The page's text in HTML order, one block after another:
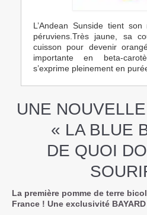
L’Andean Sunside tient
péruviens.Très jaune, sa
cuisson pour devenir
importante en beta-
s’exprime pleinement en
UNE
« LA BLUE
DE QUOI
La première pomme de terre
France ! Une exclusivité BAYARD